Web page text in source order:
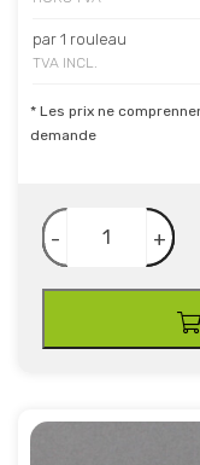
par 1 rouleau
TVA INCL.
* Les prix ne
demande
- +